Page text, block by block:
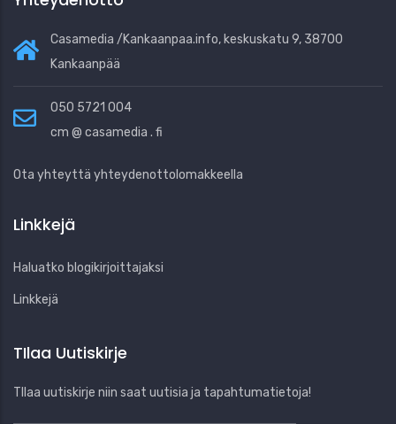
Casamedia /Kankaanpaa.info, keskuskatu 9, 38700
Kankaanpää
050 5721 004
cm @ casamedia . fi
Ota yhteyttä yhteydenottolomakkeella
Linkkejä
Haluatko blogikirjoittajaksi
Linkkejä
TIlaa Uutiskirje
TIlaa uutiskirje niin saat uutisia ja tapahtumatietoja!